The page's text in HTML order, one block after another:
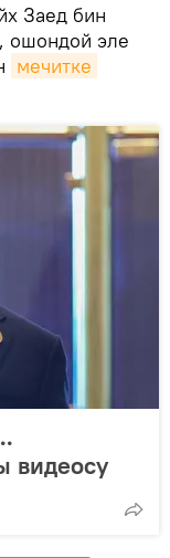
Заед бин
ошондой эле
мечитке
видеосу